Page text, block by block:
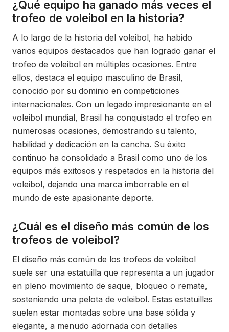
¿Qué equipo ha ganado más veces el
trofeo de voleibol en la historia?
A lo largo de la historia del voleibol, ha habido
varios equipos destacados que han logrado ganar el
trofeo de voleibol en múltiples ocasiones. Entre
ellos, destaca el equipo masculino de Brasil,
conocido por su dominio en competiciones
internacionales. Con un legado impresionante en el
voleibol mundial, Brasil ha conquistado el trofeo en
numerosas ocasiones, demostrando su talento,
habilidad y dedicación en la cancha. Su éxito
continuo ha consolidado a Brasil como uno de los
equipos más exitosos y respetados en la historia del
voleibol, dejando una marca imborrable en el
mundo de este apasionante deporte.
¿Cuál es el diseño más común de los
trofeos de voleibol?
El diseño más común de los trofeos de voleibol
suele ser una estatuilla que representa a un jugador
en pleno movimiento de saque, bloqueo o remate,
sosteniendo una pelota de voleibol. Estas estatuillas
suelen estar montadas sobre una base sólida y
elegante, a menudo adornada con detalles